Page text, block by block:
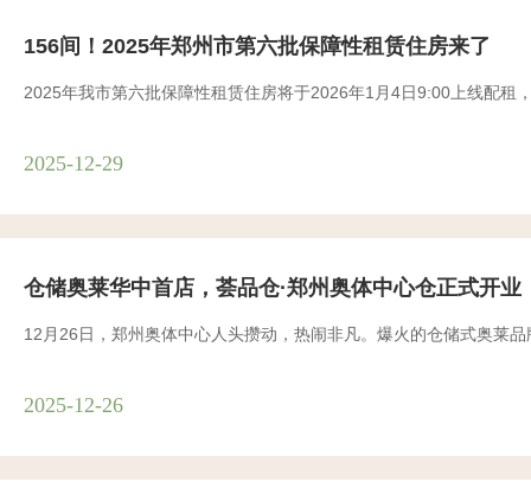
156间！2025年郑州市第六批保障性租赁住房来了
2025年我市第六批保障性租赁住房将于2026年1月4日9:00上线配租
2025-12-29
仓储奥莱华中首店，荟品仓·郑州奥体中心仓正式开业
12月26日，郑州奥体中心人头攒动，热闹非凡。爆火的仓储式奥莱
2025-12-26